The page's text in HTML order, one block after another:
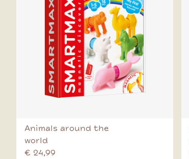
Animals around the
world
€ 24,99